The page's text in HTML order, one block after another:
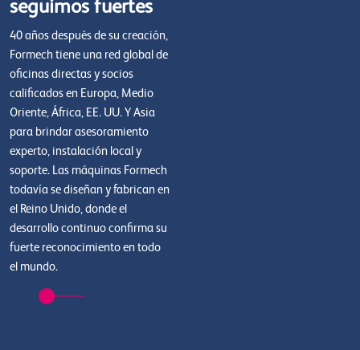
seguimos fuertes
40 años después de su creación,
Formech tiene una red global de
oficinas directas y socios
calificados en Europa, Medio
Oriente, África, EE. UU. Y Asia
para brindar asesoramiento
experto, instalación local y
soporte. Las máquinas Formech
todavía se diseñan y fabrican en
el Reino Unido, donde el
desarrollo continuo confirma su
fuerte reconocimiento en todo
el mundo.